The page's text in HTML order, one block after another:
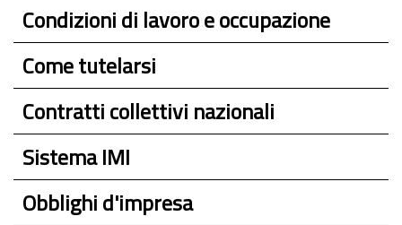
Condizioni di lavoro e occupazione
Come tutelarsi
Contratti collettivi nazionali
Sistema IMI
Obblighi d'impresa